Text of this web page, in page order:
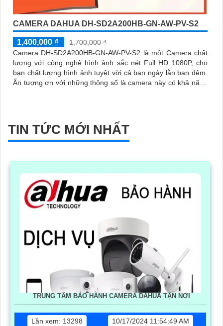
CAMERA DAHUA DH-SD2A200HB-GN-AW-PV-S2
1,400,000 ₫
1,700,000 ₫
Camera DH-SD2A200HB-GN-AW-PV-S2 là một Camera chất
lượng với công nghệ hình ảnh sắc nét Full HD 1080P, cho
bạn chất lượng hình ảnh tuyệt vời cả ban ngày lẫn ban đêm.
Ấn tượng ơn với những thông số là camera này có khả năng
TIN TỨC MỚI NHẤT
TRUNG TÂM BẢO HÀNH CAMERA DAHUA TẬN NƠI
Lần xem: 13298
10/17/2024 11:54:49 AM